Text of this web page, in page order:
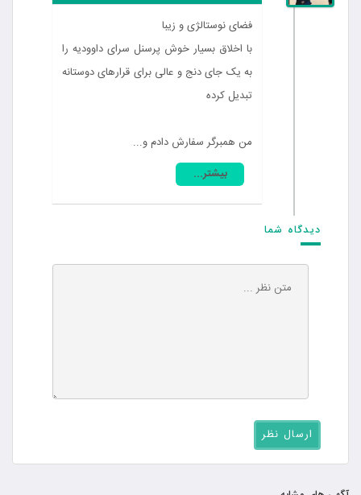
فضای نوستالژی و زیبا
با اخلاق بسیار خوش پرسنل سرای داوودیه را
به یک جای دنج و عالی برای قرارهای دوستانه
تبدیل کرده
من همبرگر سفارش دادم و...
بیشتر...
دیدگاه شما